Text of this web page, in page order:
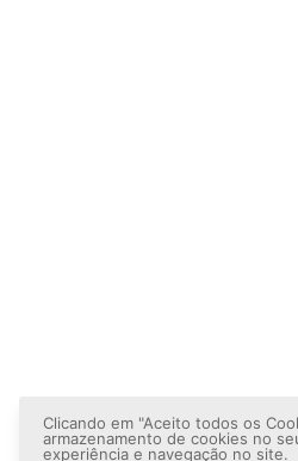
Clicando em "Aceito todos os
armazenamento de cookies no
experiência e navegação no site.